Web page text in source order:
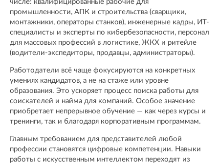
числе: квалифицированные рабочие для
промышленности, АПК и строительства (сварщики,
монтажники, операторы станков), инженерные кадры, ИТ-
специалисты и эксперты по кибербезопасности, персонал
для массовых профессий в логистике, ЖКХ и ритейле
(водители-экспедиторы, продавцы, администраторы).
Работодатели всё чаще фокусируются на конкретных
умениях кандидатов, а не на стаже или уровне
образования. Это ускоряет процесс поиска работы для
соискателей и найма для компаний. Особое значение
приобретает непрерывное обучение — как через курсы и
тренинги, так и благодаря корпоративным программам.
Главным требованием для представителей любой
профессии становятся цифровые компетенции. Навыки
работы с искусственным интеллектом переходят из